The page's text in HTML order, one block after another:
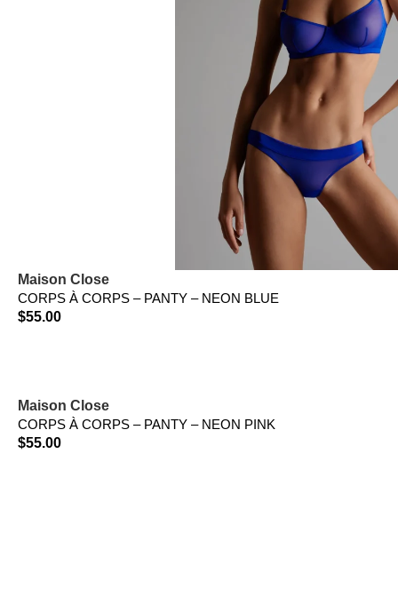
Maison Close
CORPS À CORPS – PANTY – NEON BLUE
$55.00
Maison Close
CORPS À CORPS – PANTY – NEON PINK
$55.00